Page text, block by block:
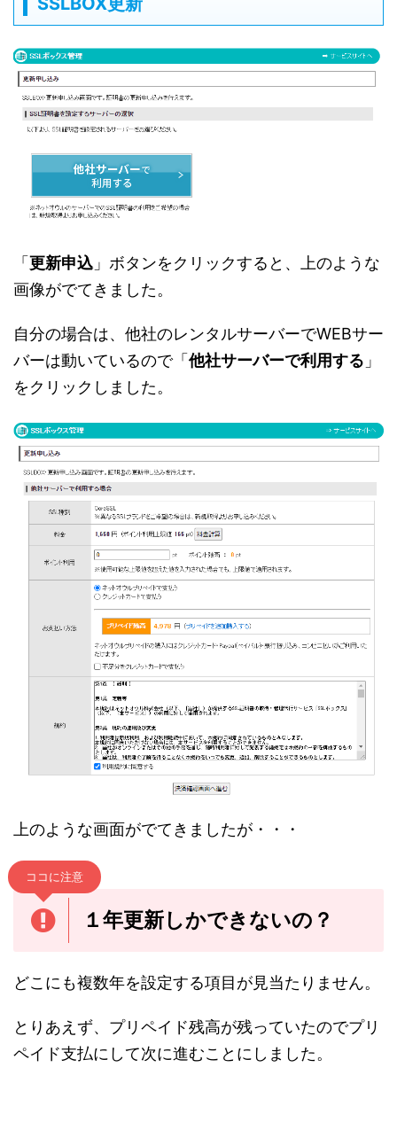
「更新申込 」ボタンをクリックすると、上のような
画像がでてきました。
自分の場合は、他社のレンタルサーバーでWEBサー
バーは動いているので「他社サーバーで利用する 」
をクリックしました。
上のような画面がでてきましたが・・・
ココに注意
１年更新しかできないの？
どこにも複数年を設定する項目が見当たりません。
とりあえず、プリペイド残高が残っていたのでプリ
ペイド支払にして次に進むことにしました。